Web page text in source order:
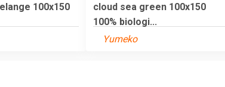
100x150
cloud sea green 100x150
100% biologi...
Yumeko